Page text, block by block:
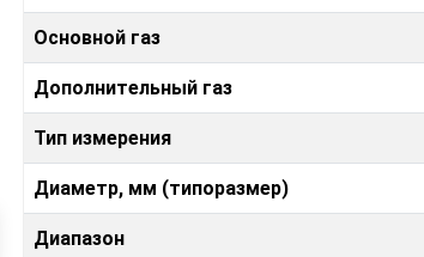
Основной газ
Дополнительный газ
Тип измерения
Диаметр, мм (типоразмер)
Диапазон